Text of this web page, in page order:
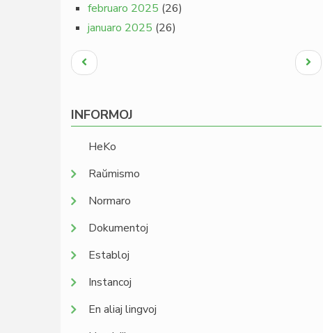
februaro 2025 (26)
januaro 2025 (26)
Pagination
Antaŭa
paĝo
Next
page
INFORMOJ
HeKo
Raŭmismo
Normaro
Dokumentoj
Establoj
Instancoj
En aliaj lingvoj